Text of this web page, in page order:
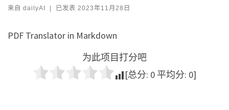
来自 dailyAI | 已发表 2023年11月28日
PDF Translator in Markdown
为此项目打分吧
[总分: 0 平均分: 0]